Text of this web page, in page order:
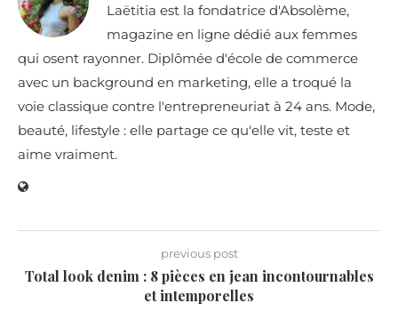
Laëtitia est la fondatrice d'Absolème,
magazine en ligne dédié aux femmes
qui osent rayonner. Diplômée d'école de commerce
avec un background en marketing, elle a troqué la
voie classique contre l'entrepreneuriat à 24 ans. Mode,
beauté, lifestyle : elle partage ce qu'elle vit, teste et
aime vraiment.
previous post
Total look denim : 8 pièces en jean incontournables
et intemporelles